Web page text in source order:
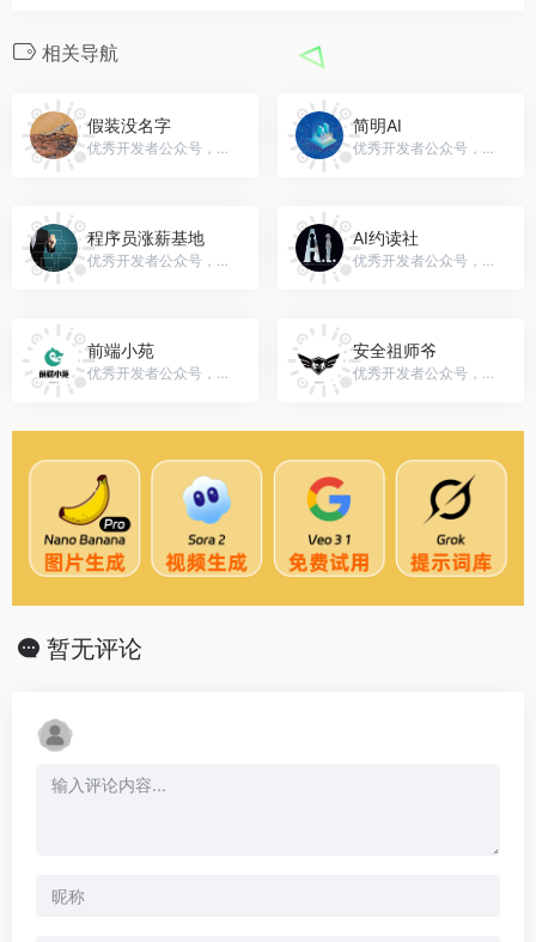
相关导航
假装没名字
优秀开发者公众号，微信号：gh_82d7c41fa874
简明AI
优秀开发者公众号，微信号：gh_ac77aefc0154
程序员涨薪基地
优秀开发者公众号，微信号：Java-jiagou
AI约读社
优秀开发者公众号，微信号：ai-reading-club
前端小苑
优秀开发者公众号，微信号：gh_492958f92da9
安全祖师爷
优秀开发者公众号，微信号：gh_178345894682
暂无评论